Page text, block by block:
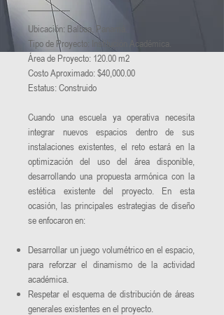
Ubicación: Balboa, Panamá.
Tipo de Proyecto: Institución Académica.
Área de Proyecto: 120.00 m2
Costo Aproximado: $40,000.00
Estatus: Construido
Cuando una escuela ya operativa necesita
integrar nuevos espacios dentro de sus
instalaciones existentes, el reto estará en la
optimización del uso del área disponible,
desarrollando una propuesta armónica con la
estética existente del proyecto. En esta
ocasión, las principales estrategias de diseño
se enfocaron en:
Desarrollar un juego volumétrico en el espacio,
para reforzar el dinamismo de la actividad
académica.
Respetar el esquema de distribución de áreas
generales existentes en el proyecto.